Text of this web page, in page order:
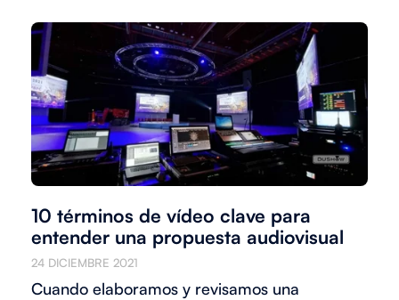
10 términos de vídeo clave para
entender una propuesta audiovisual
24 DICIEMBRE 2021
Cuando elaboramos y revisamos una